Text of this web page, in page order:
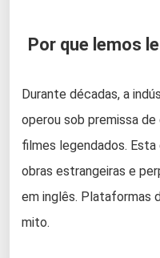
Por que lemos
Durante décadas, a
operou sob premissa
filmes legendados.
obras estrangeiras e
em inglês. Plataformas
mito.